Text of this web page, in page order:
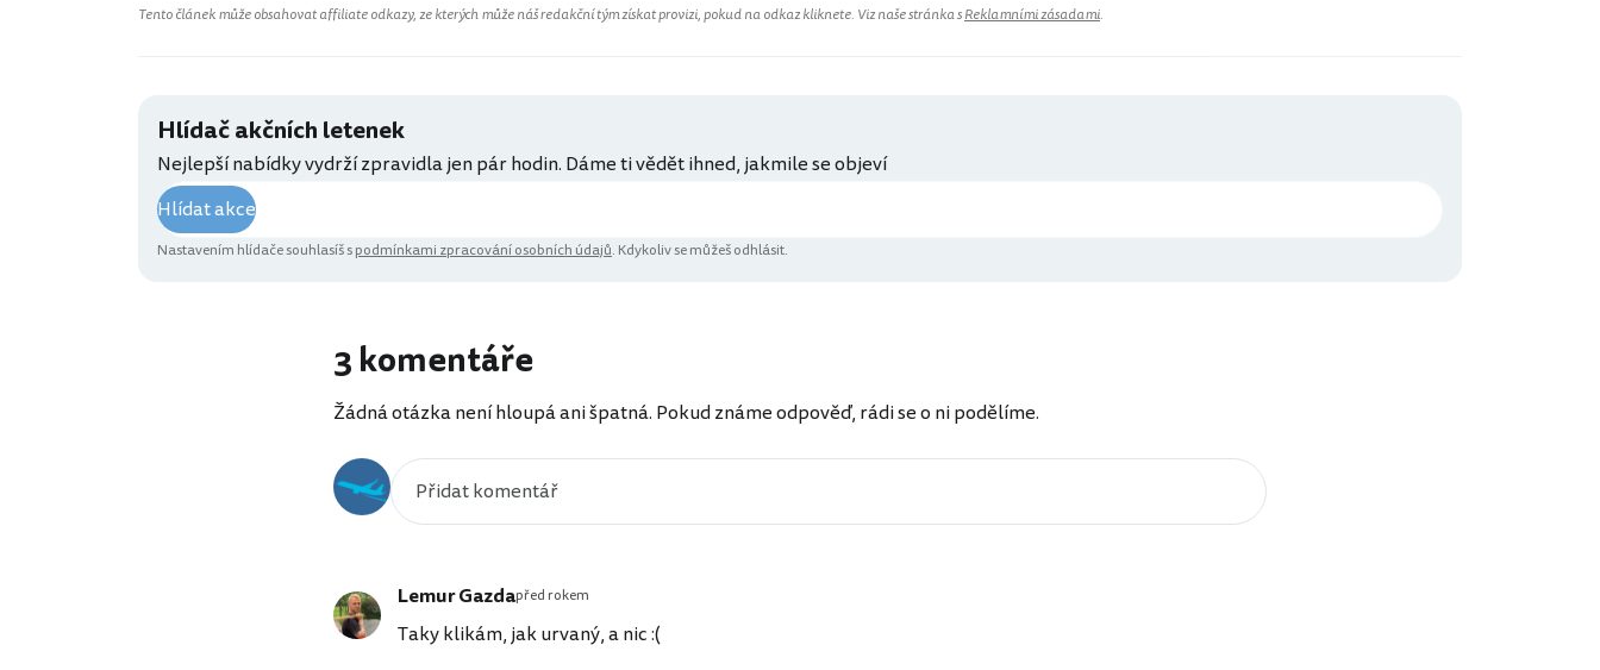
Tento článek může obsahovat affiliate odkazy, ze kterých může náš redakční tým získat provizi, pokud na odkaz kliknete. Viz naše stránka sReklamními zásadami.
Hlídač akčních letenek
Nejlepší nabídky vydrží zpravidla jen pár hodin. Dáme ti vědět ihned, jakmile se objeví
Hlídat akce
Nastavením hlídače souhlasíš spodmínkami zpracování osobních údajů. Kdykoliv se můžeš odhlásit.
3 komentáře
Žádná otázka není hloupá ani špatná. Pokud známe odpověď, rádi se o ni podělíme.
Lemur Gazdapřed rokem
Taky klikám, jak urvaný, a nic :(